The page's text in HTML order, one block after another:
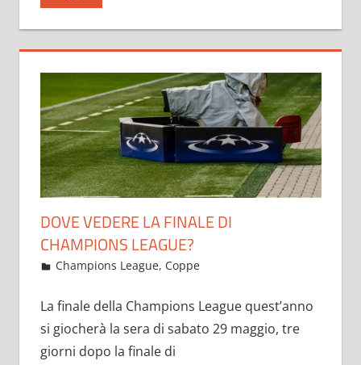
DOVE VEDERE LA FINALE DI
CHAMPIONS LEAGUE?
Maggio 20, 2021
admin
Champions League, Coppe
La finale della Champions League quest’anno
si giocherà la sera di sabato 29 maggio, tre
giorni dopo la finale di